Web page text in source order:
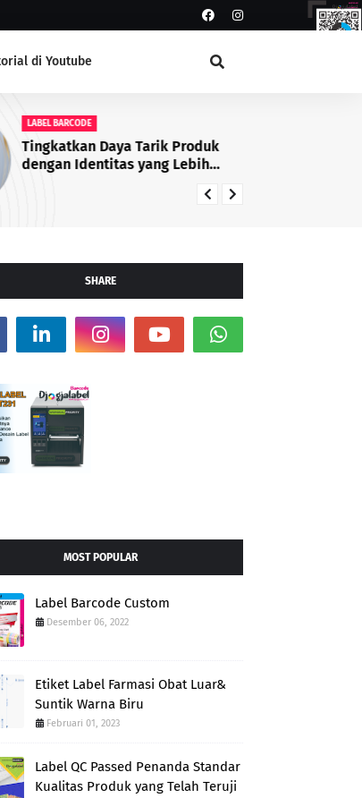
di Youtube
LABEL BARCODE
Tingkatkan Daya Tarik Produk
dengan Identitas yang Lebih
SHARE
MOST POPULAR
Label Barcode Custom
Desember 06, 2022
Etiket Label Farmasi Obat Luar&
Suntik Warna Biru
Februari 01, 2023
Label QC Passed Penanda Standar
Kualitas Produk yang Telah Teruji